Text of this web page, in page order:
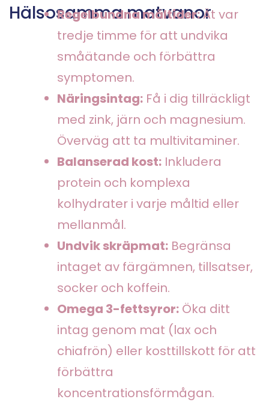
Hälsosamma matvanor
Regelbundna måltider:Ät var
tredje timme för att undvika
småätande och förbättra
symptomen.
Näringsintag: Få i dig tillräckligt
med zink, järn och magnesium.
Överväg att ta multivitaminer.
Balanserad kost: Inkludera
protein och komplexa
kolhydrater i varje måltid eller
mellanmål.
Undvik skräpmat: Begränsa
intaget av färgämnen, tillsatser,
socker och koffein.
Omega 3-fettsyror: Öka ditt
intag genom mat (lax och
chiafrön) eller kosttillskott för att
förbättra
koncentrationsförmågan.